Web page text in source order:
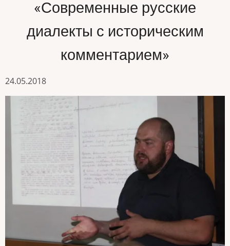
«Современные русские
диалекты с историческим
комментарием»
24.05.2018